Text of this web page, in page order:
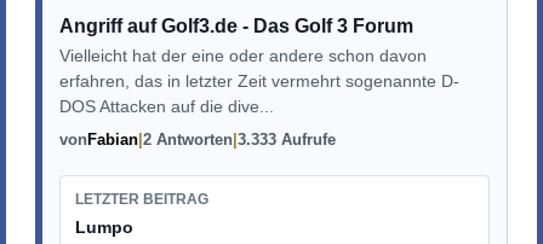
Angriff auf Golf3.de - Das Golf 3 Forum
Vielleicht hat der eine oder andere schon davon
erfahren, das in letzter Zeit vermehrt sogenannte D-
DOS Attacken auf die dive...
vonFabian 2 Antworten 3.333 Aufrufe
LETZTER BEITRAG
Lumpo